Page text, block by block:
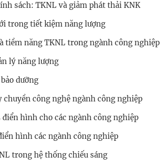
sách: TKNL và giảm phát thải KNK
trong tiết kiệm năng lượng
tiềm năng TKNL trong ngành công nghiệp
lý năng lượng
dưỡng
chuyền công nghệ ngành công nghiệp
hình cho các ngành công nghiệp
hình các ngành công nghiệp
trong hệ thống chiếu sáng